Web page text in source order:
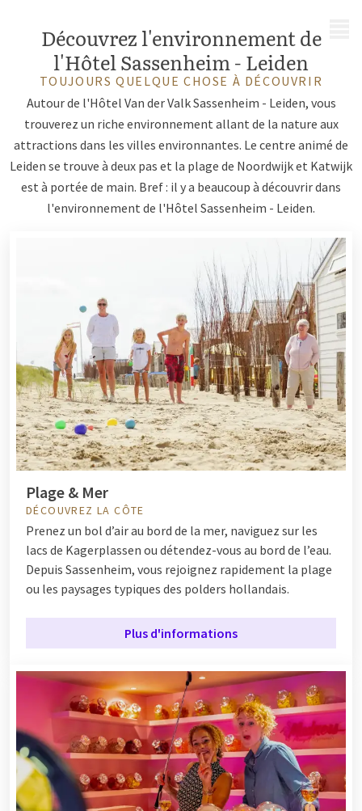
Découvrez l'environnement de
l'Hôtel Sassenheim - Leiden
TOUJOURS QUELQUE CHOSE À DÉCOUVRIR
Autour de l'Hôtel Van der Valk Sassenheim - Leiden, vous
trouverez un riche environnement allant de la nature aux
attractions dans les villes environnantes. Le centre animé de
Leiden se trouve à deux pas et la plage de Noordwijk et Katwijk
est à portée de main. Bref : il y a beaucoup à découvrir dans
l'environnement de l'Hôtel Sassenheim - Leiden.
Plage & Mer
DÉCOUVREZ LA CÔTE
Prenez un bol d’air au bord de la mer, naviguez sur les
lacs de Kagerplassen ou détendez-vous au bord de l’eau.
Depuis Sassenheim, vous rejoignez rapidement la plage
ou les paysages typiques des polders hollandais.
Plus d'informations